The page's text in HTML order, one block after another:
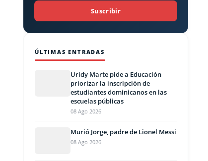
Suscribir
ÚLTIMAS ENTRADAS
Uridy Marte pide a Educación
priorizar la inscripción de
estudiantes dominicanos en las
escuelas públicas
08 Ago 2026
Murió Jorge, padre de Lionel Messi
08 Ago 2026